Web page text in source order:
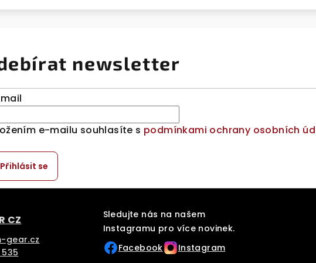
newsletter
e-mailu souhlasíte s podmínkami ochrany osobních
Přihlásit se
CZ
gear.cz
Sledujte nás na našem
Instagramu pro více novinek.
Facebook
Instagram